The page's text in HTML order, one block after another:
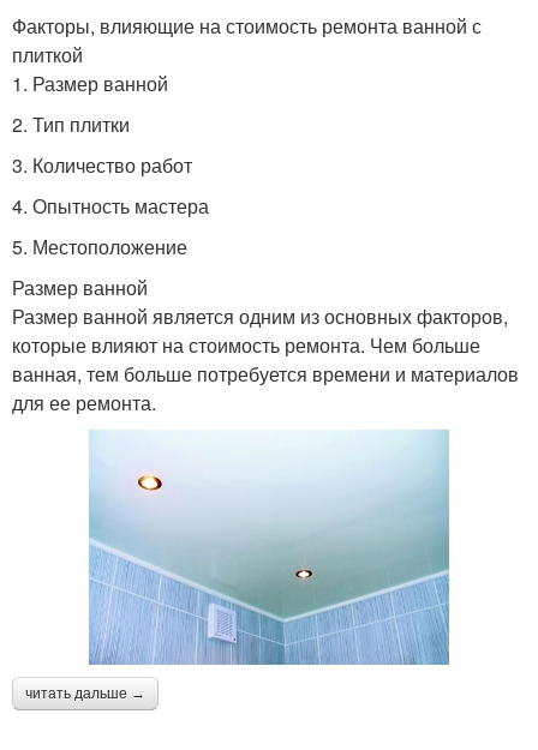
Факторы, влияющие на стоимость ремонта ванной с
плиткой
1. Размер ванной
2. Тип плитки
3. Количество работ
4. Опытность мастера
5. Местоположение
Размер ванной
Размер ванной является одним из основных факторов,
которые влияют на стоимость ремонта. Чем больше
ванная, тем больше потребуется времени и материалов
для ее ремонта.
читать дальше →